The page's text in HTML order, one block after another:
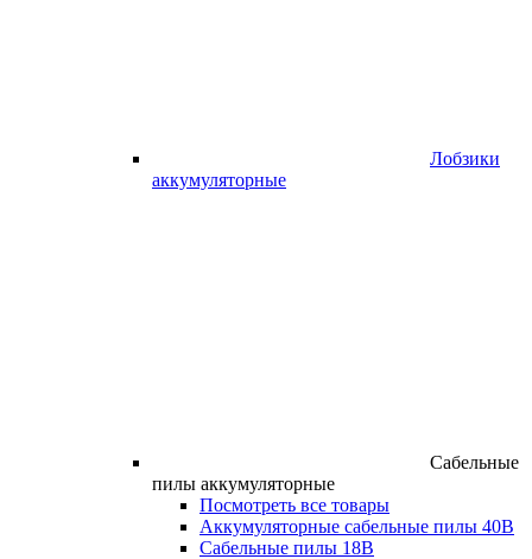
Лобзики
аккумуляторные
Сабельные
пилы аккумуляторные
Посмотреть все товары
Аккумуляторные сабельные пилы 40В
Сабельные пилы 18В